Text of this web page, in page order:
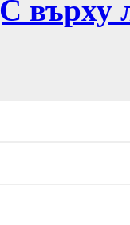
върху